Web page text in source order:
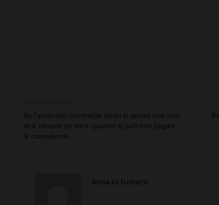
Se l’avvocato commette errori in questi casi non
devi versare un euro: quando si può non pagare
la consulenza
Anna Di Donato